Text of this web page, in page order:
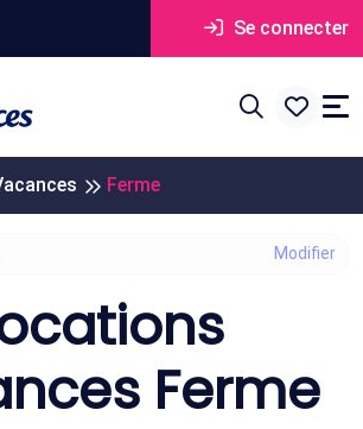
Se connecter
Ferme
Ferme